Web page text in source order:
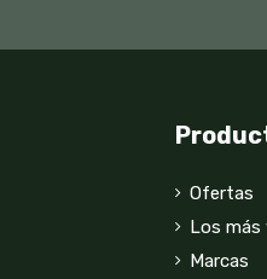
Ofertas
Los más
Marcas